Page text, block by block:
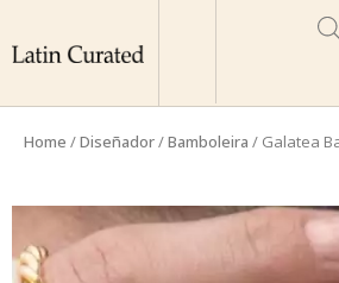
Home /Diseñador/Bamboleira / Galatea